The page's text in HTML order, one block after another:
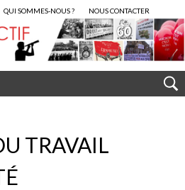
QUI SOMMES-NOUS ? NOUS CONTACTER
TRAVAIL